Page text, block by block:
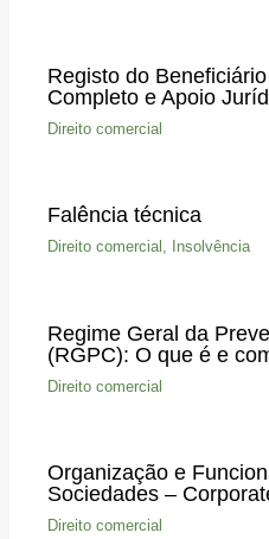
Registo do
Completo e Apoio
Direito comercial
Falência técnica
Direito comercial , Insolvência
Regime Geral da
(RGPC): O que é e
Direito comercial
Organização e
Sociedades –
Direito comercial